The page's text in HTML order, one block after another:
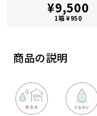
商品の説明
¥9,500
1箱 ¥950